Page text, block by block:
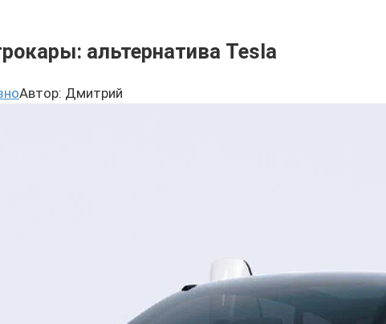
альтернатива Tesla
Автор: Дмитрий